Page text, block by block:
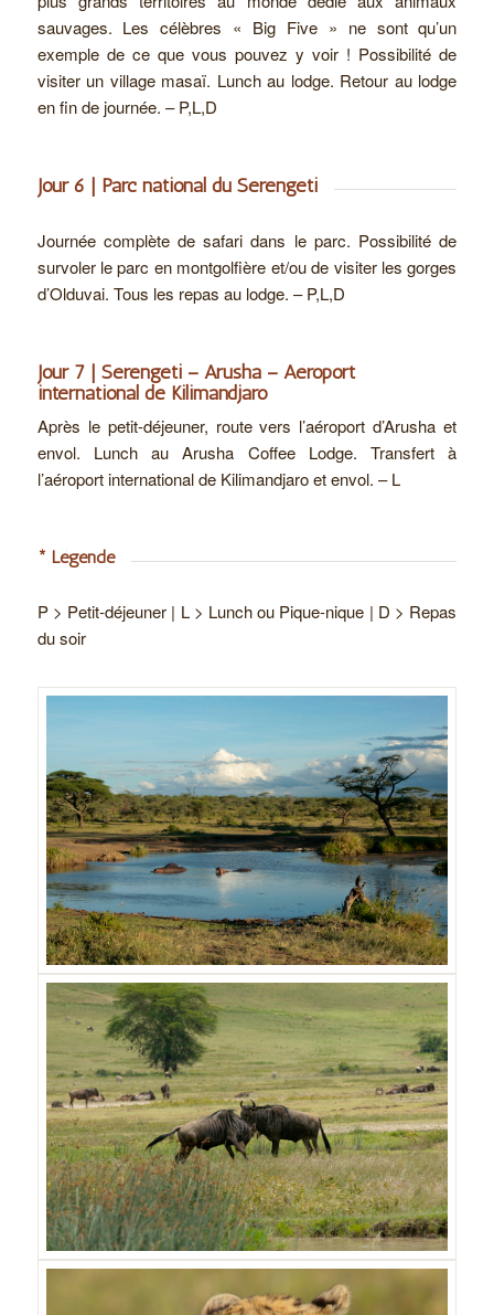
sauvages. Les célèbres « Big Five » ne sont qu’un
exemple de ce que vous pouvez y voir ! Possibilité de
visiter un village masaï. Lunch au lodge. Retour au lodge
en fin de journée. – P,L,D
Jour 6 | Parc national du Serengeti
Journée complète de safari dans le parc. Possibilité de
survoler le parc en montgolfière et/ou de visiter les gorges
d’Olduvai. Tous les repas au lodge. – P,L,D
Jour 7 | Serengeti – Arusha – Aéroport
international de Kilimandjaro
Après le petit-déjeuner, route vers l’aéroport d’Arusha et
envol. Lunch au Arusha Coffee Lodge. Transfert à
l’aéroport international de Kilimandjaro et envol. – L
* Légende
P > Petit-déjeuner | L > Lunch ou Pique-nique | D > Repas
du soir